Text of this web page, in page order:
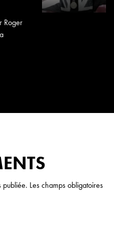
Roger
publiée. Les champs obligatoires